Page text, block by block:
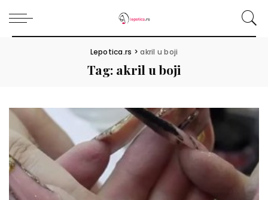
Lepotica.rs >akril u boji
Tag: akril u boji